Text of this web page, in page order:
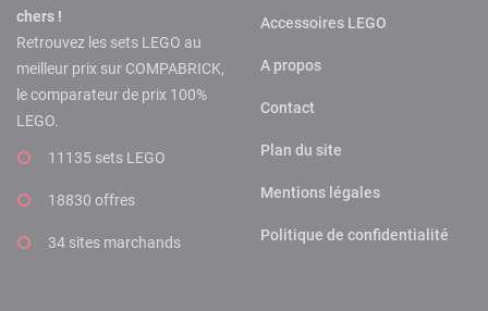
chers !
Retrouvez les sets LEGO au
meilleur prix sur COMPABRICK,
le comparateur de prix 100%
LEGO.
11135 sets LEGO
18830 offres
34 sites marchands
Accessoires LEGO
A propos
Contact
Plan du site
Mentions légales
Politique de confidentialité